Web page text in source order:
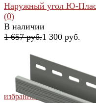
избранное сравнить
Наружный угол Ю-
(0)
В наличии
1 657 руб.1 300 руб.